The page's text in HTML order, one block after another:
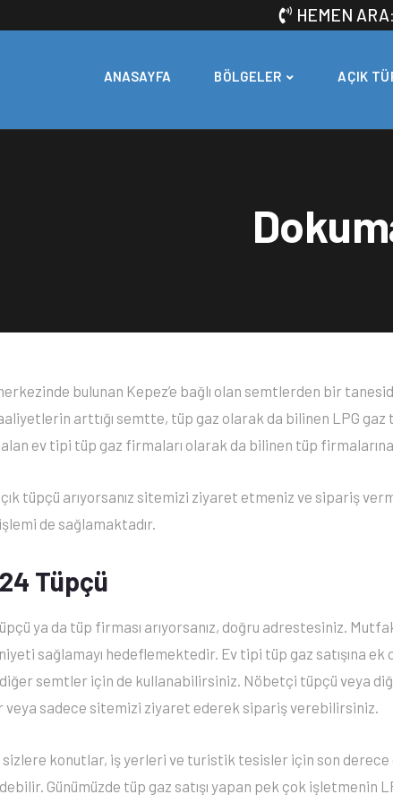
HEMEN
ANASAYFA BÖLGELER AÇIK
bulunan Kepez’e bağlı olan semtlerden bir
arttığı semtte, tüp gaz olarak da bilinen LPG gaz
alan ev tipi tüp gaz firmaları olarak da bilinen tüp
tüpçü arıyorsanız sitemizi ziyaret etmeniz ve sipariş
de sağlamaktadır.
Tüpçü
ya da tüp firması arıyorsanız, doğru adrestesiniz.
sağlamayı hedeflemektedir. Ev tipi tüp gaz satışına
diğer semtler için de kullanabilirsiniz. Nöbetçi tüpçü veya
veya sadece sitemizi ziyaret ederek sipariş verebilirsiniz.
sizlere konutlar, iş yerleri ve turistik tesisler için son
Günümüzde tüp gaz satışı yapan pek çok işletmenin